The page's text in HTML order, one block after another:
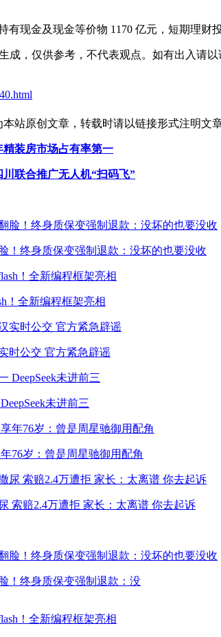
有现金及现金等价物 1170 亿元，短期理
成，仅供参考，不代表观点。如有出入请
站原创文章，转载时请以链接形式注明文章
装房市场占有率第一
联合推广无人机“扫码飞”
！终身质保变强制退款：没坏的也要没收
！全新编程框架亮相
时公交 官方紧急辟谣
未进前三
76岁：曾是周星驰御用配角
索赔2.4万遭拒 家长：太离谱 你去起诉
！终身质保变强制退款：没